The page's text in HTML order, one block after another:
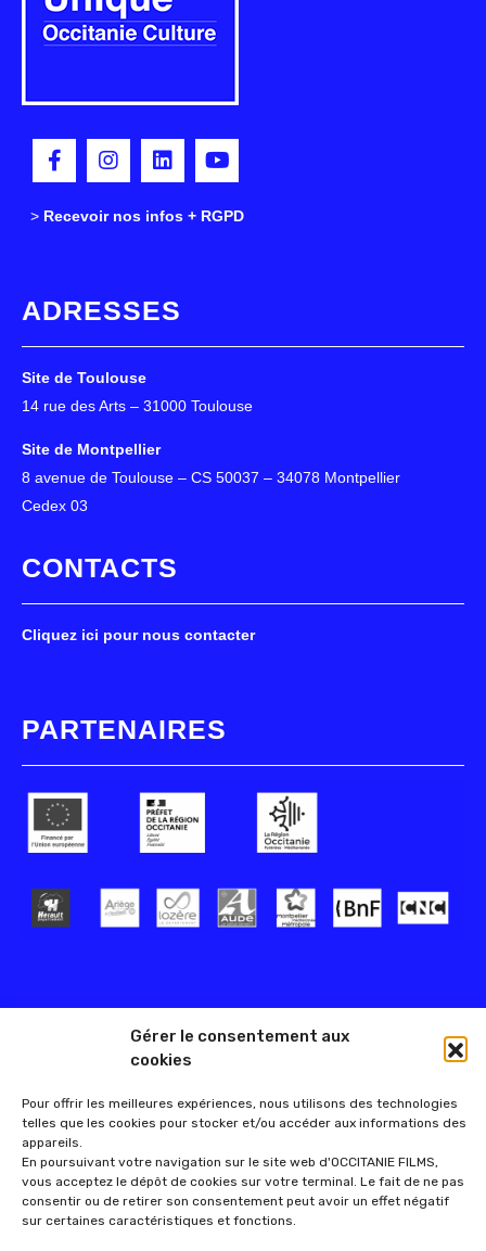
Gérer le consentement aux
cookies
Pour offrir les meilleures expériences, nous utilisons des technologies
telles que les cookies pour stocker et/ou accéder aux informations des
appareils.
En poursuivant votre navigation sur le site web d'OCCITANIE FILMS,
vous acceptez le dépôt de cookies sur votre terminal. Le fait de ne pas
consentir ou de retirer son consentement peut avoir un effet négatif
sur certaines caractéristiques et fonctions.
> Recevoir nos infos + RGPD
ADRESSES
Site de Toulouse
14 rue des Arts – 31000 Toulouse
Site de Montpellier
8 avenue de Toulouse – CS 50037 – 34078 Montpellier
Cedex 03
CONTACTS
Cliquez ici pour nous contacter
PARTENAIRES